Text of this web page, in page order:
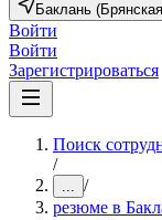
Баклань
Войти
Войти
Зарегистрироваться
Поиск
/
... /
резюме в